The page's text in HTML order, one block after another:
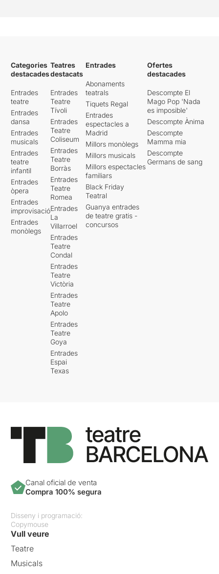
Categories
destacades
Entrades
teatre
Entrades
dansa
Entrades
musicals
Entrades
teatre
infantil
Entrades
òpera
Entrades
improvisació
Entrades
monòlegs
Teatres
destacats
Entrades
Teatre
Tívoli
Entrades
Teatre
Coliseum
Entrades
Teatre
Borràs
Entrades
Teatre
Romea
Entrades
La
Villarroel
Entrades
Teatre
Condal
Entrades
Teatre
Victòria
Entrades
Teatre
Apolo
Entrades
Teatre
Goya
Entrades
Espai
Texas
Entrades
Abonaments
teatrals
Tiquets Regal
Entrades
espectacles a
Madrid
Millors monòlegs
Millors musicals
Millors espectacles
familiars
Black Friday
Teatral
Guanya entrades
de teatre gratis -
concursos
Ofertes
destacades
Descompte El
Mago Pop 'Nada
es imposible'
Descompte Ànima
Descompte
Mamma mia
Descompte
Germans de sang
Canal oficial de venta
Compra 100% segura
Disseny i programació:
Copymouse
Vull veure
Teatre
Musicals